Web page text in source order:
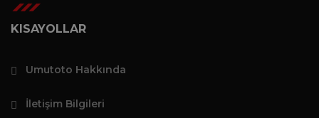
KISAYOLLAR
Umutoto Hakkında
İletişim Bilgileri